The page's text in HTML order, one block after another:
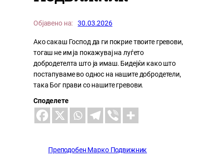
Објавено на: 30.03.2026
Ако сакаш Господ да ги покрие твоите гревови,
тогаш не им ја покажувај на луѓето
добродетелта што ја имаш. Бидејќи како што
постапуваме во однос на нашите добродетели,
така Бог прави со нашите гревови.
Споделете
Преподобен Марко Подвижник